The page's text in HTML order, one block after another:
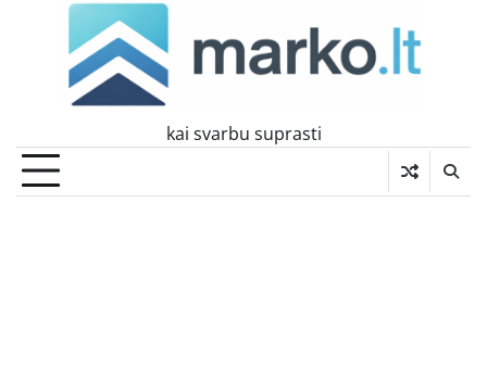
kai svarbu suprasti